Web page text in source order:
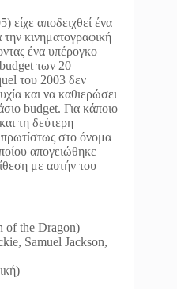
είχε αποδειχθεί ένα
την κινηματογραφική
ένα υπέρογκο
των 20
του 2003 δεν
και να καθιερώσει
budget. Για κάποιο
τη δεύτερη
στο όνομα
απογειώθηκε
με αυτήν του
of the Dragon)
Samuel Jackson,